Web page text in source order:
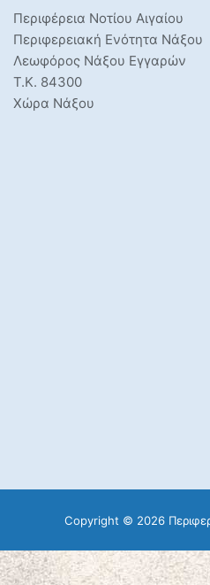
Περιφέρεια Νοτίου Αιγαίου
Περιφερειακή Ενότητα Νάξου
Λεωφόρος Νάξου Εγγαρών
Τ.Κ. 84300
Χώρα Νάξου
Copyright © 2026